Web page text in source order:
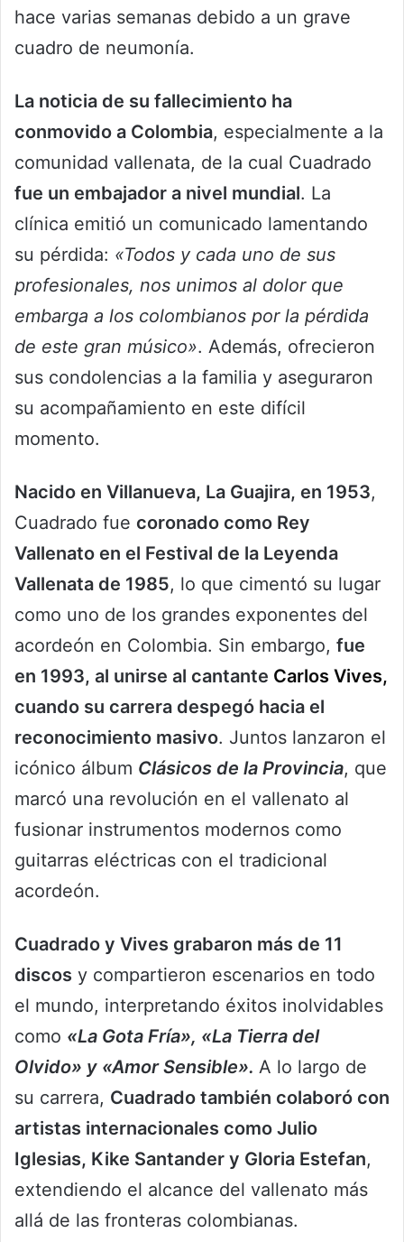
hace varias semanas debido a un grave
cuadro de neumonía.
La noticia de su fallecimiento ha
conmovido a Colombia, especialmente a la
comunidad vallenata, de la cual Cuadrado
fue un embajador a nivel mundial. La
clínica emitió un comunicado lamentando
su pérdida: «Todos y cada uno de sus
profesionales, nos unimos al dolor que
embarga a los colombianos por la pérdida
de este gran músico». Además, ofrecieron
sus condolencias a la familia y aseguraron
su acompañamiento en este difícil
momento.
Nacido en Villanueva, La Guajira, en 1953,
Cuadrado fue coronado como Rey
Vallenato en el Festival de la Leyenda
Vallenata de 1985, lo que cimentó su lugar
como uno de los grandes exponentes del
acordeón en Colombia. Sin embargo, fue
en 1993, al unirse al cantante Carlos Vives,
cuando su carrera despegó hacia el
reconocimiento masivo. Juntos lanzaron el
icónico álbum Clásicos de la Provincia, que
marcó una revolución en el vallenato al
fusionar instrumentos modernos como
guitarras eléctricas con el tradicional
acordeón.
Cuadrado y Vives grabaron más de 11
discos y compartieron escenarios en todo
el mundo, interpretando éxitos inolvidables
como «La Gota Fría», «La Tierra del
Olvido» y «Amor Sensible». A lo largo de
su carrera, Cuadrado también colaboró con
artistas internacionales como Julio
Iglesias, Kike Santander y Gloria Estefan,
extendiendo el alcance del vallenato más
allá de las fronteras colombianas.